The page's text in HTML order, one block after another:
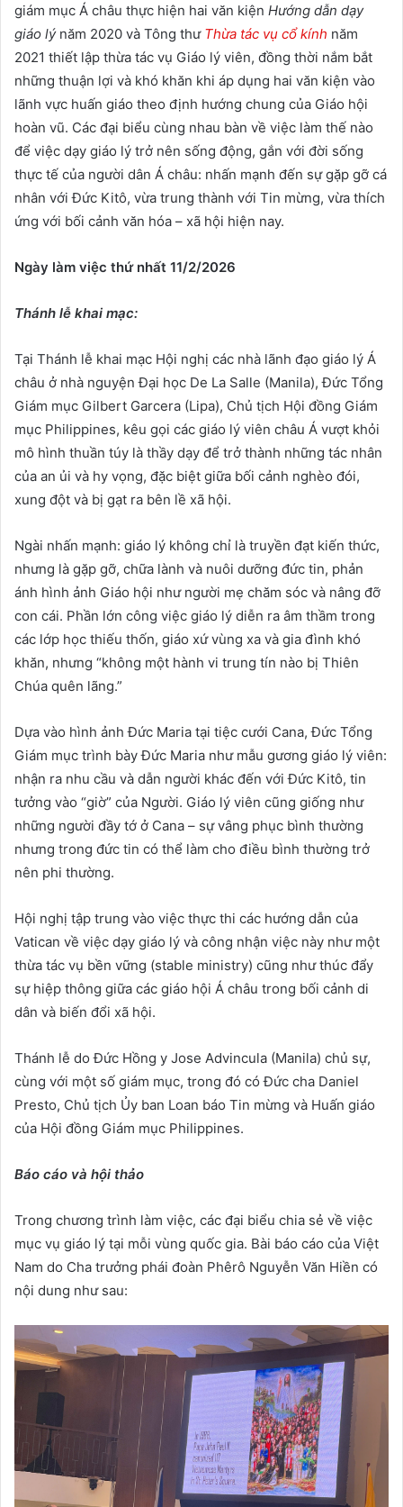
giám mục Á châu thực hiện hai văn kiện Hướng dẫn dạy
giáo lýnăm 2020 và Tông thư Thừa tác vụ cổ kính năm
2021 thiết lập thừa tác vụ Giáo lý viên, đồng thời nắm bắt
những thuận lợi và khó khăn khi áp dụng hai văn kiện vào
lãnh vực huấn giáo theo định hướng chung của Giáo hội
hoàn vũ. Các đại biểu cùng nhau bàn về việc làm thế nào
để việc dạy giáo lý trở nên sống động, gắn với đời sống
thực tế của người dân Á châu: nhấn mạnh đến sự gặp gỡ cá
nhân với Đức Kitô, vừa trung thành với Tin mừng, vừa thích
ứng với bối cảnh văn hóa – xã hội hiện nay.
Ngày làm việc thứ nhất 11/2/2026
Thánh lễ khai mạc:
Tại Thánh lễ khai mạc Hội nghị các nhà lãnh đạo giáo lý Á
châu ở nhà nguyện Đại học De La Salle (Manila), Đức Tổng
Giám mục Gilbert Garcera (Lipa), Chủ tịch Hội đồng Giám
mục Philippines, kêu gọi các giáo lý viên châu Á vượt khỏi
mô hình thuần túy là thầy dạy để trở thành những tác nhân
của an ủi và hy vọng, đặc biệt giữa bối cảnh nghèo đói,
xung đột và bị gạt ra bên lề xã hội.
Ngài nhấn mạnh: giáo lý không chỉ là truyền đạt kiến thức,
nhưng là gặp gỡ, chữa lành và nuôi dưỡng đức tin, phản
ánh hình ảnh Giáo hội như người mẹ chăm sóc và nâng đỡ
con cái. Phần lớn công việc giáo lý diễn ra âm thầm trong
các lớp học thiếu thốn, giáo xứ vùng xa và gia đình khó
khăn, nhưng “không một hành vi trung tín nào bị Thiên
Chúa quên lãng.”
Dựa vào hình ảnh Đức Maria tại tiệc cưới Cana, Đức Tổng
Giám mục trình bày Đức Maria như mẫu gương giáo lý viên:
nhận ra nhu cầu và dẫn người khác đến với Đức Kitô, tin
tưởng vào “giờ” của Người. Giáo lý viên cũng giống như
những người đầy tớ ở Cana – sự vâng phục bình thường
nhưng trong đức tin có thể làm cho điều bình thường trở
nên phi thường.
Hội nghị tập trung vào việc thực thi các hướng dẫn của
Vatican về việc dạy giáo lý và công nhận việc này như một
thừa tác vụ bền vững (stable ministry) cũng như thúc đẩy
sự hiệp thông giữa các giáo hội Á châu trong bối cảnh di
dân và biến đổi xã hội.
Thánh lễ do Đức Hồng y Jose Advincula (Manila) chủ sự,
cùng với một số giám mục, trong đó có Đức cha Daniel
Presto, Chủ tịch Ủy ban Loan báo Tin mừng và Huấn giáo
của Hội đồng Giám mục Philippines.
Báo cáo và hội thảo
Trong chương trình làm việc, các đại biểu chia sẻ về việc
mục vụ giáo lý tại mỗi vùng quốc gia. Bài báo cáo của Việt
Nam do Cha trưởng phái đoàn Phêrô Nguyễn Văn Hiền có
nội dung như sau: